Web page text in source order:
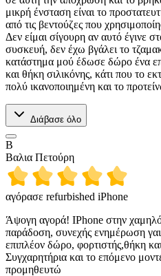
μικρή ένσταση είναι το
από τις βεντούζες που
Δεν είμαι σίγουρη αν αυτό έγινε
συσκευή, δεν έχω βγάλει το
κατάστημα μού έδωσε δώρο ένα
και θήκη σιλικόνης, κάτι που το
πολύ ικανοποιημένη και το
Διάβασε όλο
Β
Βαλια Πετούρη
αγόρασε refurbished iPhone
Άψογη αγορά! IPhone στην
παράδοση, συνεχής ενημέρωση γαι
επιπλέον δώρο, φορτιστής,θήκη
Συγχαρητήρια και το επόμενο
προμηθευτώ